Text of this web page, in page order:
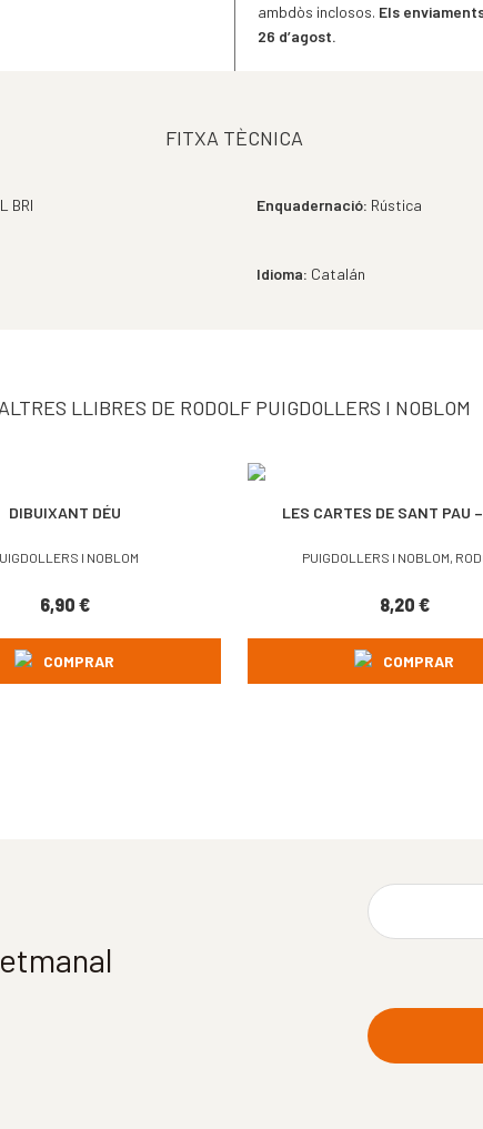
ambdòs inclosos. Els
26 d’agost.
FITXA TÈCNICA
BRI Enquadernació: Rústica
Idioma: Catalán
LLIBRES DE RODOLF PUIGDOLLERS I NOBLOM
DIBUIXANT DÉU
I NOBLOM
6,90 €
COMPRAR
LES CARTES DE SANT PAU –
PUIGDOLLERS I NOBLOM,
8,20 €
COMPRAR